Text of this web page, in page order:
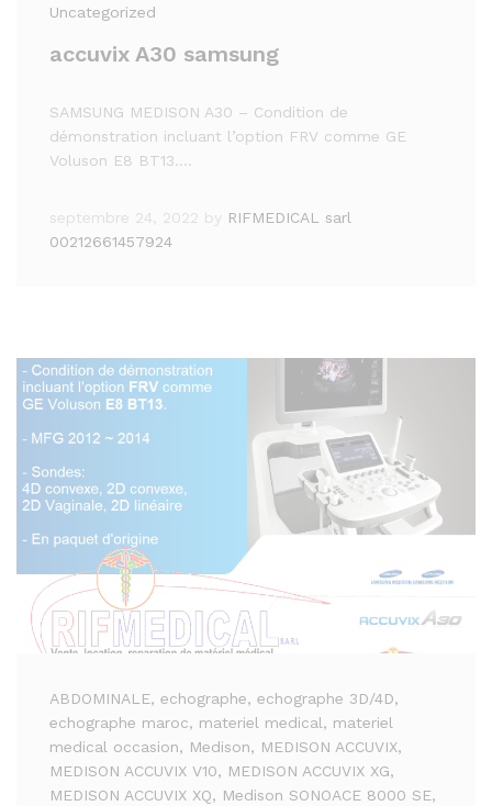
Uncategorized
accuvix A30 samsung
SAMSUNG MEDISON A30 – Condition de
démonstration incluant l’option FRV comme GE
Voluson E8 BT13.…
septembre 24, 2022 by RIFMEDICAL sarl
00212661457924
ABDOMINALE, echographe, echographe 3D/4D,
echographe maroc, materiel medical, materiel
medical occasion, Medison, MEDISON ACCUVIX,
MEDISON ACCUVIX V10, MEDISON ACCUVIX XG,
MEDISON ACCUVIX XQ, Medison SONOACE 8000 SE,